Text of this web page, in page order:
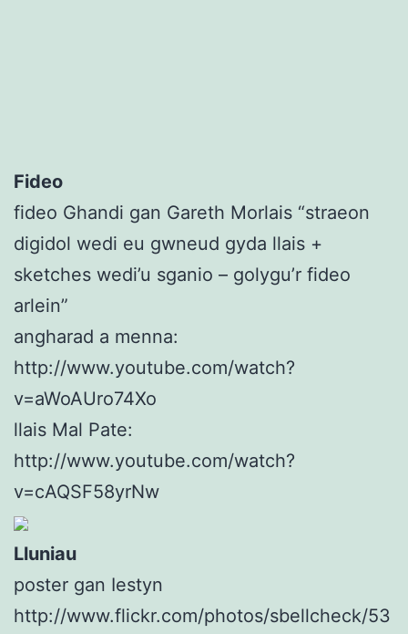
Fideo
fideo Ghandi gan Gareth Morlais “straeon
digidol wedi eu gwneud gyda llais +
sketches wedi’u sganio – golygu’r fideo
arlein”
angharad a menna:
http://www.youtube.com/watch?
v=aWoAUro74Xo
llais Mal Pate:
http://www.youtube.com/watch?
v=cAQSF58yrNw
Lluniau
poster gan Iestyn
http://www.flickr.com/photos/sbellcheck/53